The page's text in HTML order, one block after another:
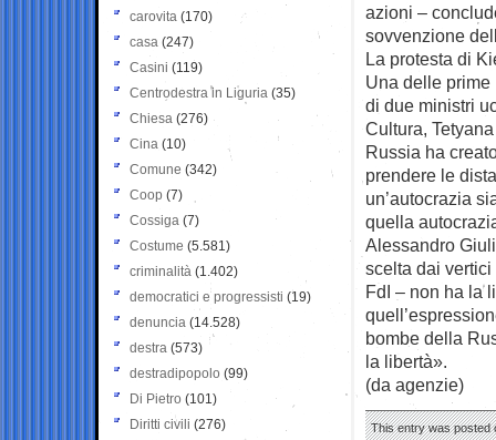
azioni –
sovvenzione
La protesta di
Una delle
di due ministri
Cultura,
Russia ha
prendere le
un’autocrazia
quella
Alessandro
scelta dai
FdI – non ha la
bombe della
la libertà».
(da agenzie)
This entry was posted
carovita (170)
casa (247)
Casini (119)
Centrodestra in Liguria (35)
Chiesa (276)
Cina (10)
Comune (342)
Coop (7)
Cossiga (7)
Costume (5.581)
criminalità (1.402)
democratici e progressisti (19)
denuncia (14.528)
destra (573)
destradipopolo (99)
Di Pietro (101)
Diritti civili (276)